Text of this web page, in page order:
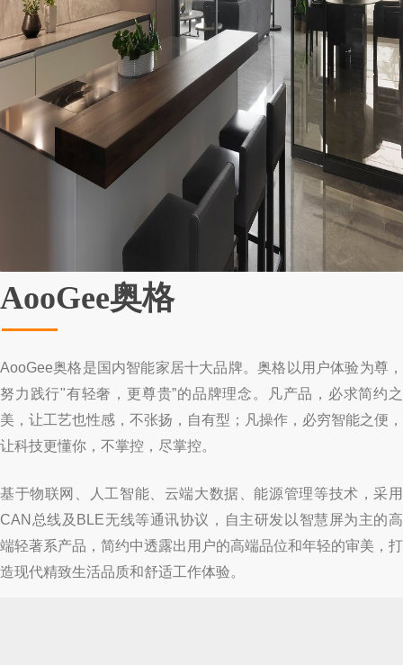
AooGee奥格
AooGee奥格是国内智能家居十大品牌。奥格以用户体验为尊，
努力践行"有轻奢，更尊贵”的品牌理念。凡产品，必求简约之
美，让工艺也性感，不张扬，自有型；凡操作，必穷智能之便，
让科技更懂你，不掌控，尽掌控。
基于物联网、人工智能、云端大数据、能源管理等技术，采用
CAN总线及BLE无线等通讯协议，自主研发以智慧屏为主的高
端轻著系产品，简约中透露出用户的高端品位和年轻的审美，打
造现代精致生活品质和舒适工作体验。